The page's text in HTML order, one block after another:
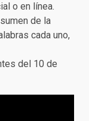
o en línea.
de la
cada uno,
del 10 de